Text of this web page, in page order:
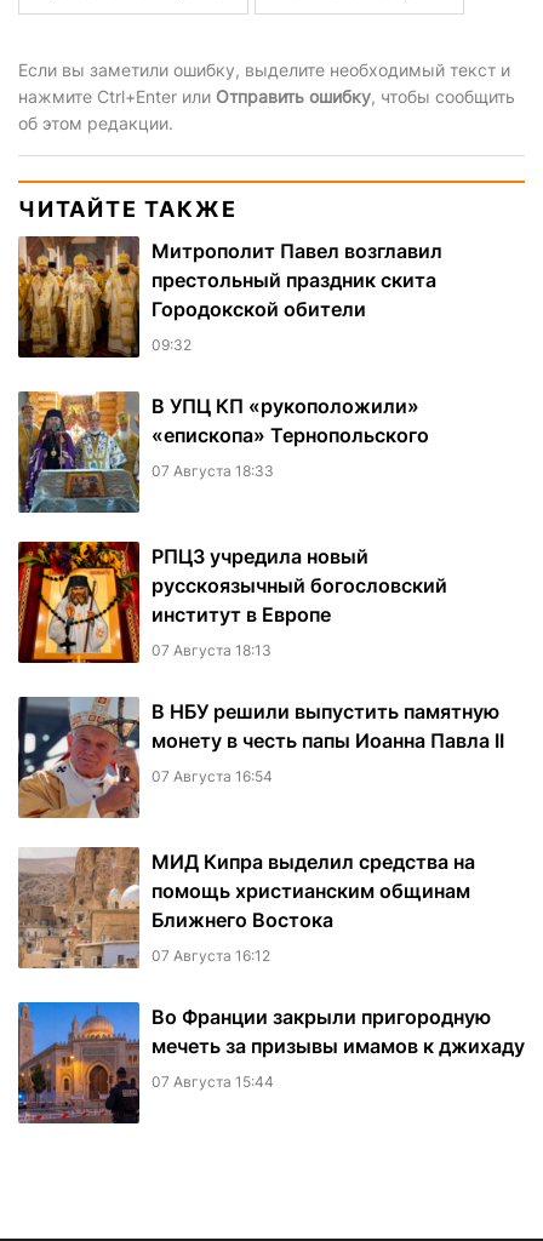
Если вы заметили ошибку, выделите необходимый текст и
нажмите Ctrl+Enter или Отправить ошибку, чтобы сообщить
об этом редакции.
ЧИТАЙТЕ ТАКЖЕ
Митрополит Павел возглавил
престольный праздник скита
Городокской обители
09:32
В УПЦ КП «рукоположили»
«епископа» Тернопольского
07 Августа 18:33
РПЦЗ учредила новый
русскоязычный богословский
институт в Европе
07 Августа 18:13
В НБУ решили выпустить памятную
монету в честь папы Иоанна Павла II
07 Августа 16:54
МИД Кипра выделил средства на
помощь христианским общинам
Ближнего Востока
07 Августа 16:12
Во Франции закрыли пригородную
мечеть за призывы имамов к джихаду
07 Августа 15:44